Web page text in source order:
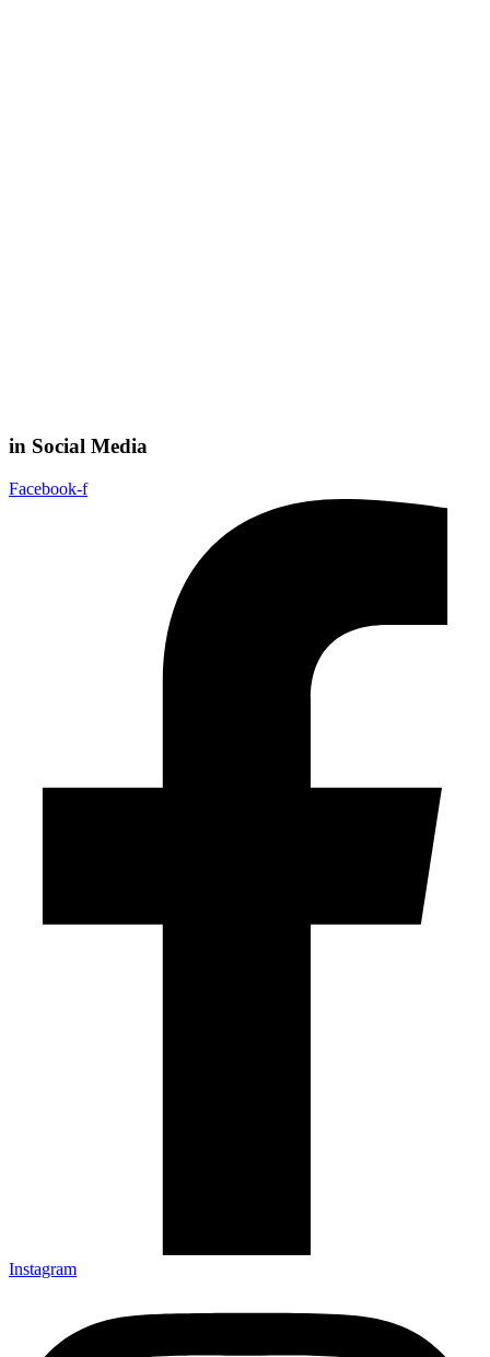
in Social Media
Facebook-f
Instagram